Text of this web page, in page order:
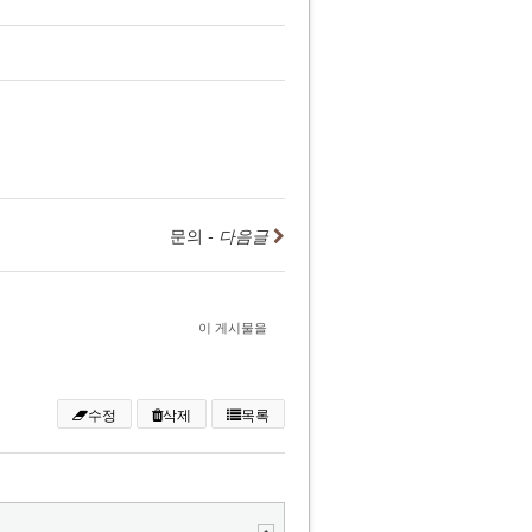
문의 - 다음글
이 게시물을
수정 삭제 목록